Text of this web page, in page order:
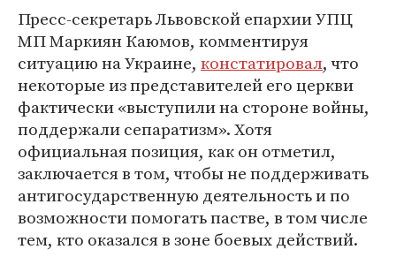
Пресс-секретарь Львовской епархии УПЦ
МП Маркиян Каюмов, комментируя
ситуацию на Украине, констатировал, что
некоторые из представителей его церкви
фактически «выступили на стороне войны,
поддержали сепаратизм». Хотя
официальная позиция, как он отметил,
заключается в том, чтобы не поддерживать
антигосударственную деятельность и по
возможности помогать пастве, в том числе
тем, кто оказался в зоне боевых действий.